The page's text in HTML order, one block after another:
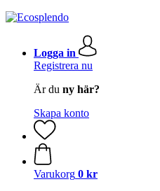
Logga in
Registrera nu
Är du ny här?
Skapa konto
Varukorg 0 kr